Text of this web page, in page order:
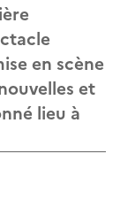
en scène
et
lieu à